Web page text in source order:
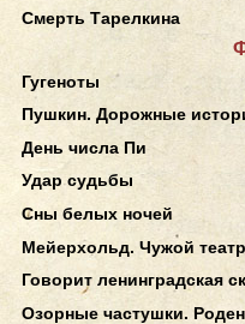
Смерть Тарелкина
Гугеноты
Пушкин. Дорожные
День числа Пи
Удар судьбы
Сны белых ночей
Мейерхольд. Чужой театр
Говорит ленинградская
Озорные частушки.